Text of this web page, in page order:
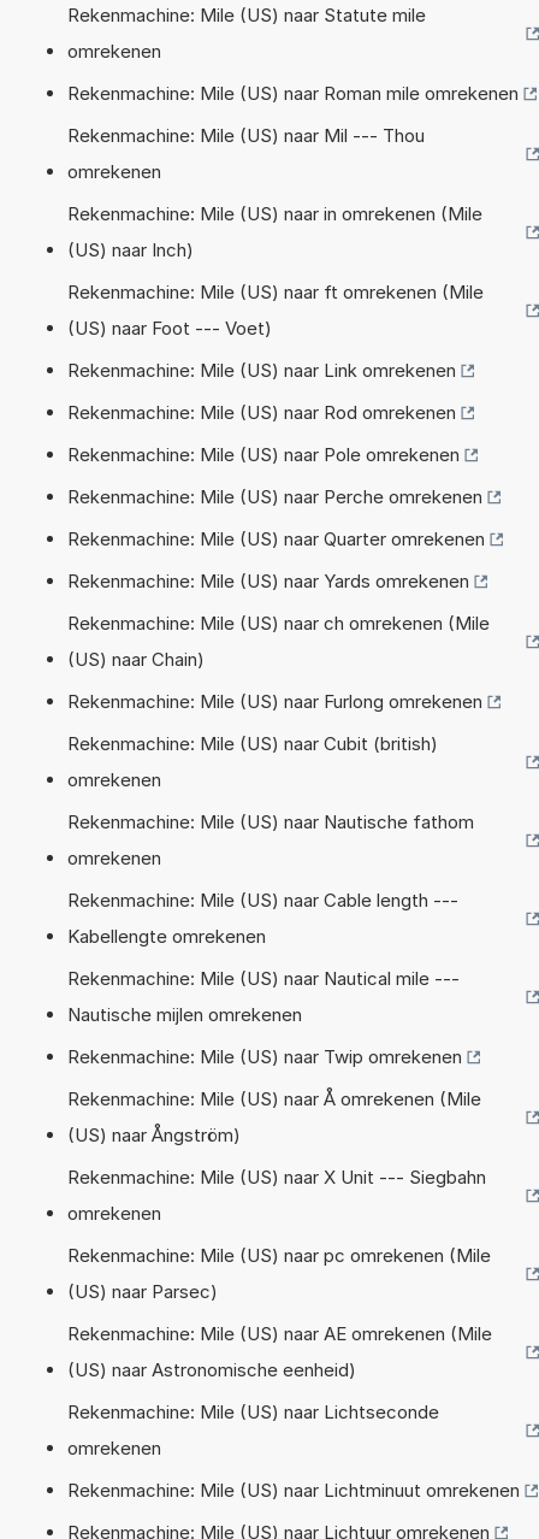
Rekenmachine: Mile (US) naar Statute mile
omrekenen
Rekenmachine: Mile (US) naar Roman mile omrekenen
Rekenmachine: Mile (US) naar Mil --- Thou
omrekenen
Rekenmachine: Mile (US) naar in omrekenen (Mile
(US) naar Inch)
Rekenmachine: Mile (US) naar ft omrekenen (Mile
(US) naar Foot --- Voet)
Rekenmachine: Mile (US) naar Link omrekenen
Rekenmachine: Mile (US) naar Rod omrekenen
Rekenmachine: Mile (US) naar Pole omrekenen
Rekenmachine: Mile (US) naar Perche omrekenen
Rekenmachine: Mile (US) naar Quarter omrekenen
Rekenmachine: Mile (US) naar Yards omrekenen
Rekenmachine: Mile (US) naar ch omrekenen (Mile
(US) naar Chain)
Rekenmachine: Mile (US) naar Furlong omrekenen
Rekenmachine: Mile (US) naar Cubit (british)
omrekenen
Rekenmachine: Mile (US) naar Nautische fathom
omrekenen
Rekenmachine: Mile (US) naar Cable length ---
Kabellengte omrekenen
Rekenmachine: Mile (US) naar Nautical mile ---
Nautische mijlen omrekenen
Rekenmachine: Mile (US) naar Twip omrekenen
Rekenmachine: Mile (US) naar Å omrekenen (Mile
(US) naar Ångström)
Rekenmachine: Mile (US) naar X Unit --- Siegbahn
omrekenen
Rekenmachine: Mile (US) naar pc omrekenen (Mile
(US) naar Parsec)
Rekenmachine: Mile (US) naar AE omrekenen (Mile
(US) naar Astronomische eenheid)
Rekenmachine: Mile (US) naar Lichtseconde
omrekenen
Rekenmachine: Mile (US) naar Lichtminuut omrekenen
Rekenmachine: Mile (US) naar Lichtuur omrekenen